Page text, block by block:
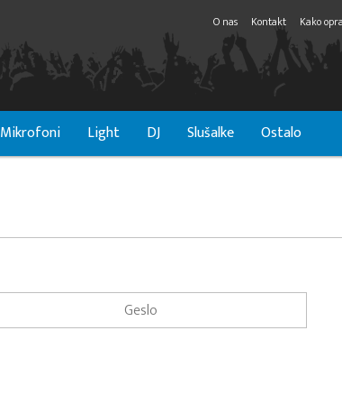
O nas Kontakt Kako
Mikrofoni Light DJ Slušalke Ostalo